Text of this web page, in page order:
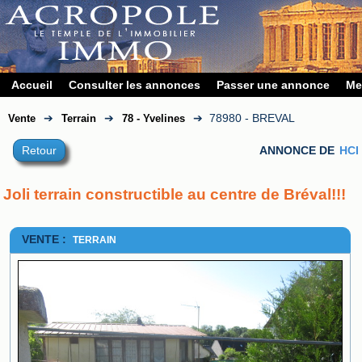
Accueil Consulter les annonces Passer une annonce
Vente ➔ Terrain ➔ 78 - Yvelines ➔ 78980 - BREVAL
Retour ANNONCE DE
Joli terrain constructible au centre de Bréval!!!
VENTE : TERRAIN